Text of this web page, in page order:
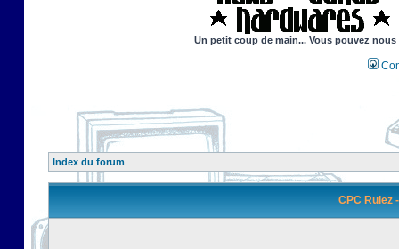
Un petit coup de main... Vous pouvez
Index du forum
CPC Rulez